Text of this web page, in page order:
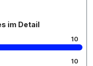
im Detail
10
10